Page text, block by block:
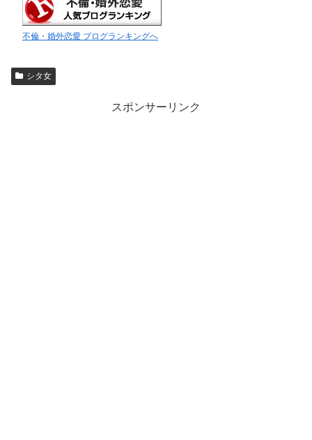
不倫・婚外恋愛 ブログランキングへ
シタ女
スポンサーリンク